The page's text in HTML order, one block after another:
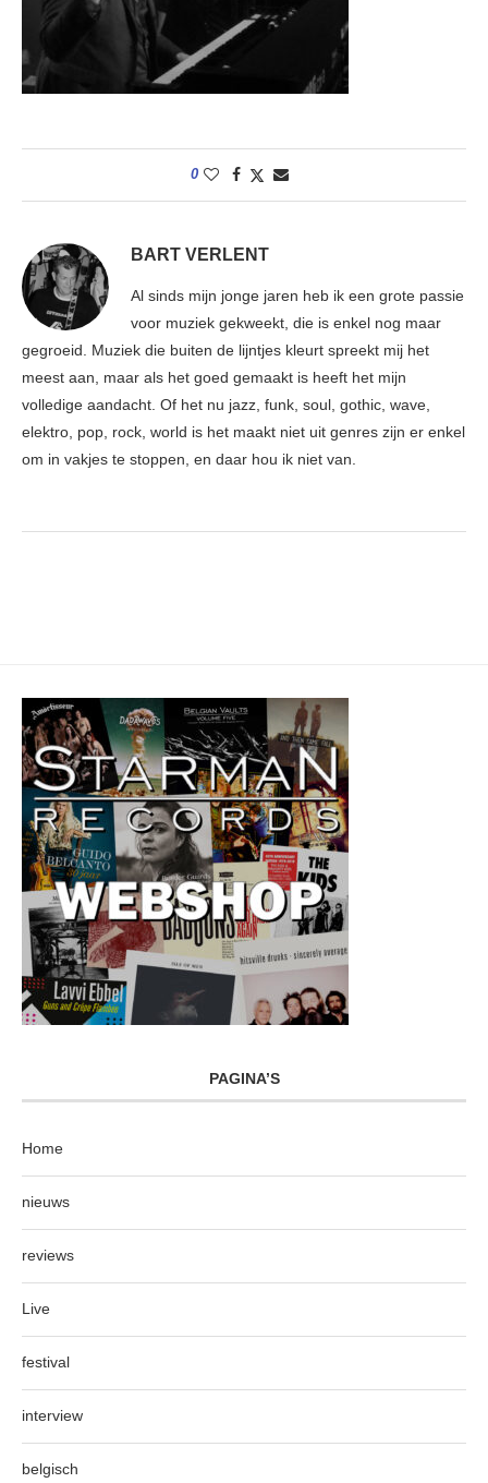
0
BART VERLENT
Al sinds mijn jonge jaren heb ik een grote passie
voor muziek gekweekt, die is enkel nog maar
gegroeid. Muziek die buiten de lijntjes kleurt spreekt mij het
meest aan, maar als het goed gemaakt is heeft het mijn
volledige aandacht. Of het nu jazz, funk, soul, gothic, wave,
elektro, pop, rock, world is het maakt niet uit genres zijn er enkel
om in vakjes te stoppen, en daar hou ik niet van.
PAGINA’S
Home
nieuws
reviews
Live
festival
interview
belgisch